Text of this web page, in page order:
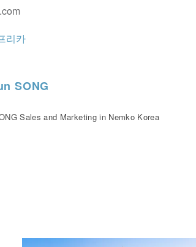
리카
SONG
Sales and Marketing in Nemko Korea